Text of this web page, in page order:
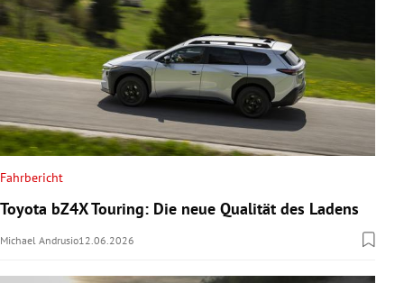
Fahrbericht
Toyota bZ4X Touring: Die neue Qualität des Ladens
Michael Andrusio12.06.2026